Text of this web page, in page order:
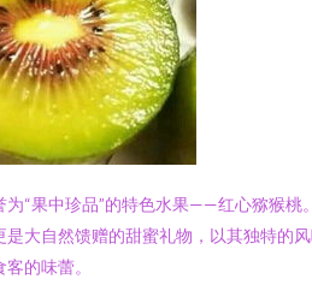
为“果中珍品”的特色水果——红心猕猴桃
大自然馈赠的甜蜜礼物，以其独特的
的味蕾。